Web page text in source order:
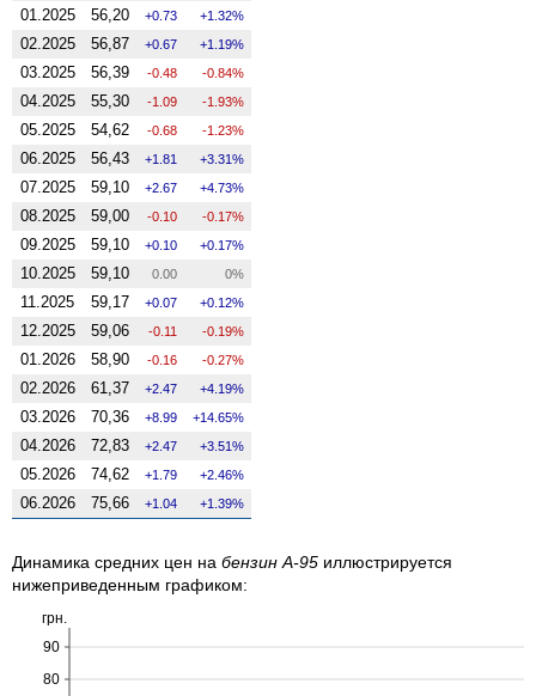
01.2025 56,20 0.73 1.32%
02.2025 56,87 0.67 1.19%
03.2025 56,39 -0.48 -0.84%
04.2025 55,30 -1.09 -1.93%
05.2025 54,62 -0.68 -1.23%
06.2025 56,43 1.81 3.31%
07.2025 59,10 2.67 4.73%
08.2025 59,00 -0.10 -0.17%
09.2025 59,10 0.10 0.17%
10.2025 59,10 0.00 0%
11.2025 59,17 0.07 0.12%
12.2025 59,06 -0.11 -0.19%
01.2026 58,90 -0.16 -0.27%
02.2026 61,37 2.47 4.19%
03.2026 70,36 8.99 14.65%
04.2026 72,83 2.47 3.51%
05.2026 74,62 1.79 2.46%
06.2026 75,66 1.04 1.39%
Динамика средних цен на бензин А-95 иллюстрируется
нижеприведенным графиком:
80
90
грн.